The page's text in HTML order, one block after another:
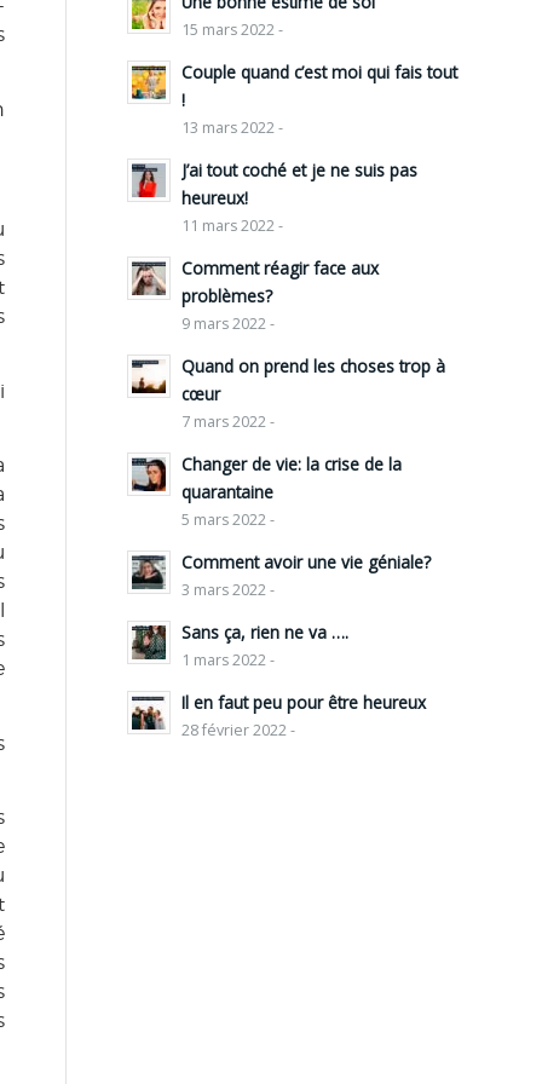
15 mars 2022 -
Couple quand c’est moi qui fais tout
!
13 mars 2022 -
J’ai tout coché et je ne suis pas
heureux!
11 mars 2022 -
Comment réagir face aux
problèmes?
9 mars 2022 -
Quand on prend les choses trop à
cœur
7 mars 2022 -
Changer de vie: la crise de la
quarantaine
5 mars 2022 -
Comment avoir une vie géniale?
3 mars 2022 -
Sans ça, rien ne va ….
1 mars 2022 -
Il en faut peu pour être heureux
28 février 2022 -